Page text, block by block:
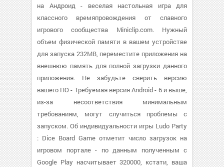
на Андроид - веселая настольная игра для
классного времяпровождения от славного
игрового сообщества Miniclip.com. Нужный
объем физической памяти в вашем устройстве
для запуска 232MB, переместите приложения на
внешнюю память для полной загрузки данного
приложения. Не забудьте сверить версию
вашего ПО - Требуемая версия Android - 6 и выше,
из-за несоответствия минимальным
требованиям, могут случиться проблемы с
запуском. Об индивидуальности игры Ludo Party
: Dice Board Game отметит число загрузок на
игровом портале - по данным полученным с
Google Play насчитывает 320000, кстати, ваша